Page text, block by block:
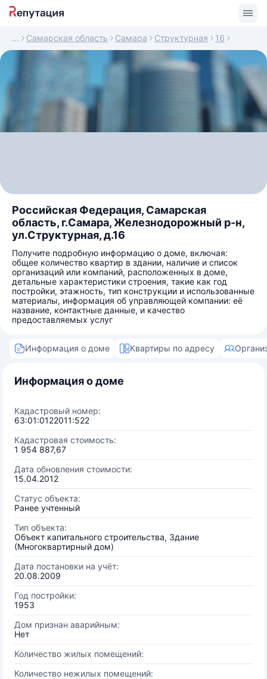
Самарская область Самара Структурная 16
Российская Федерация, Самарская
область, г.Самара, Железнодорожный р-н,
ул.Структурная, д.16
Получите подробную информацию о доме, включая:
общее количество квартир в здании, наличие и список
организаций или компаний, расположенных в доме,
детальные характеристики строения, такие как год
постройки, этажность, тип конструкции и использованные
материалы, информация об управляющей компании: её
название, контактные данные, и качество
предоставляемых услуг
Информация о доме Квартиры по адресу
Информация о доме
Кадастровый номер:
63:01:0122011:522
Кадастровая стоимость:
1 954 887,67
Дата обновления стоимости:
15.04.2012
Статус объекта:
Ранее учтенный
Тип объекта:
Объект капитального строительства, Здание
(Многоквартирный дом)
Дата постановки на учёт:
20.08.2009
Год постройки:
1953
Дом признан аварийным:
Нет
Количество жилых помещений:
Количество нежилых помещений: